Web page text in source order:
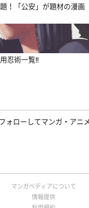
！「公安」が題材の漫画
忍術一覧‼
ォローしてマンガ・アニ
マンガペディアについて
情報提供